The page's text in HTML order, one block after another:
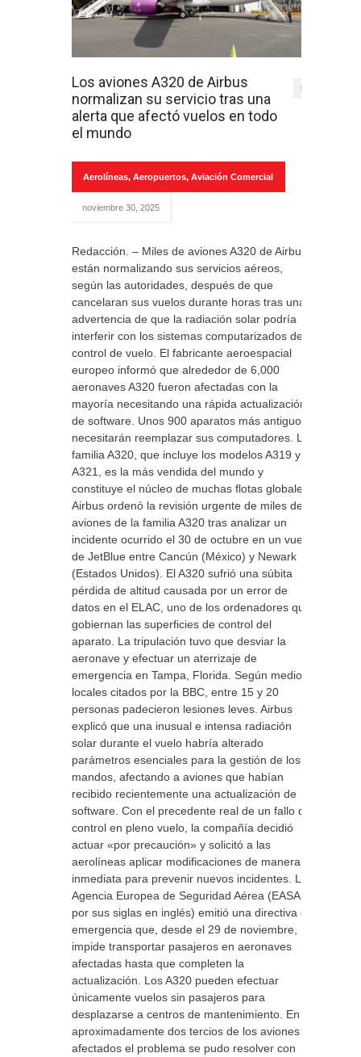
Los aviones A320 de Airbus
normalizan su servicio tras una
alerta que afectó vuelos en todo
el mundo
0
Aerolíneas, Aeropuertos, Aviación Comercial
noviembre 30, 2025
Redacción. – Miles de aviones A320 de Airbus
están normalizando sus servicios aéreos,
según las autoridades, después de que
cancelaran sus vuelos durante horas tras una
advertencia de que la radiación solar podría
interferir con los sistemas computarizados de
control de vuelo. El fabricante aeroespacial
europeo informó que alrededor de 6,000
aeronaves A320 fueron afectadas con la
mayoría necesitando una rápida actualización
de software. Unos 900 aparatos más antiguos
necesitarán reemplazar sus computadores. La
familia A320, que incluye los modelos A319 y
A321, es la más vendida del mundo y
constituye el núcleo de muchas flotas globales.
Airbus ordenó la revisión urgente de miles de
aviones de la familia A320 tras analizar un
incidente ocurrido el 30 de octubre en un vuelo
de JetBlue entre Cancún (México) y Newark
(Estados Unidos). El A320 sufrió una súbita
pérdida de altitud causada por un error de
datos en el ELAC, uno de los ordenadores que
gobiernan las superficies de control del
aparato. La tripulación tuvo que desviar la
aeronave y efectuar un aterrizaje de
emergencia en Tampa, Florida. Según medios
locales citados por la BBC, entre 15 y 20
personas padecieron lesiones leves. Airbus
explicó que una inusual e intensa radiación
solar durante el vuelo habría alterado
parámetros esenciales para la gestión de los
mandos, afectando a aviones que habían
recibido recientemente una actualización de
software. Con el precedente real de un fallo de
control en pleno vuelo, la compañía decidió
actuar «por precaución» y solicitó a las
aerolíneas aplicar modificaciones de manera
inmediata para prevenir nuevos incidentes. La
Agencia Europea de Seguridad Aérea (EASA,
por sus siglas en inglés) emitió una directiva de
emergencia que, desde el 29 de noviembre,
impide transportar pasajeros en aeronaves
afectadas hasta que completen la
actualización. Los A320 pueden efectuar
únicamente vuelos sin pasajeros para
desplazarse a centros de mantenimiento. En
aproximadamente dos tercios de los aviones
afectados el problema se pudo resolver con